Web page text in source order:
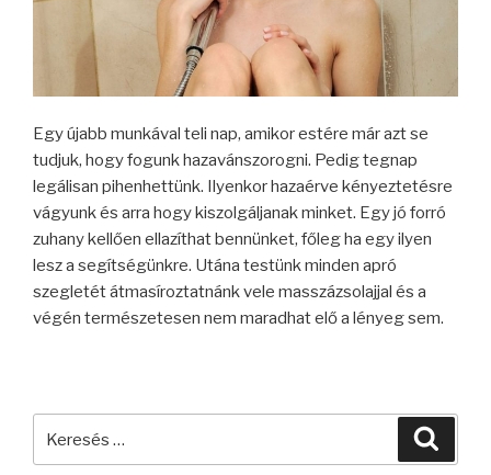
Egy újabb munkával teli nap, amikor estére már azt se
tudjuk, hogy fogunk hazavánszorogni. Pedig tegnap
legálisan pihenhettünk. Ilyenkor hazaérve kényeztetésre
vágyunk és arra hogy kiszolgáljanak minket. Egy jó forró
zuhany kellően ellazíthat bennünket, főleg ha egy ilyen
lesz a segítségünkre. Utána testünk minden apró
szegletét átmasíroztatnánk vele masszázsolajjal és a
végén természetesen nem maradhat elő a lényeg sem.